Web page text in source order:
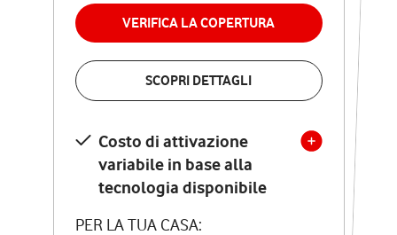
VERIFICA LA COPERTURA
SCOPRI DETTAGLI
Costo di attivazione
variabile in base alla
tecnologia disponibile
PER LA TUA CASA:
permanenza
VERIFICA LA COPERTURA
Costo di attivazione
variabile in base alla
tecnologia disponibile
PER LA TUA CASA: